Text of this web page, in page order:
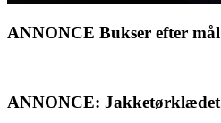
ANNONCE Bukser efter mål
ANNONCE: Jakketørklædet